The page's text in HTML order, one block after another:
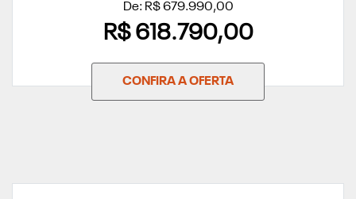
De: R$ 679.990,00
R$ 618.790,00
CONFIRA A OFERTA